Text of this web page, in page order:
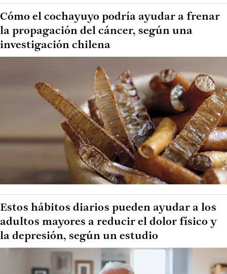
Cómo el cochayuyo podría ayudar a frenar
la propagación del cáncer, según una
investigación chilena
Estos hábitos diarios pueden ayudar a los
adultos mayores a reducir el dolor físico y
la depresión, según un estudio